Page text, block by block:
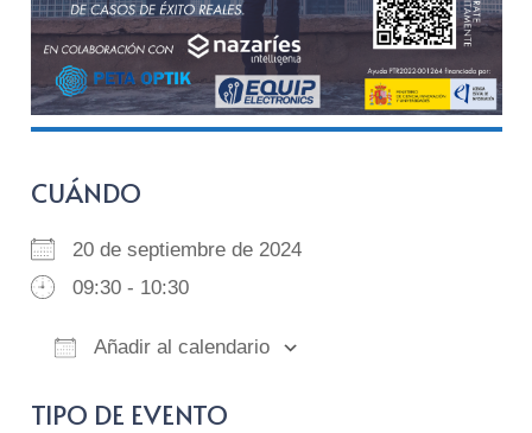
CUÁNDO
20 de septiembre de 2024
09:30 - 10:30
Añadir al calendario
TIPO DE EVENTO